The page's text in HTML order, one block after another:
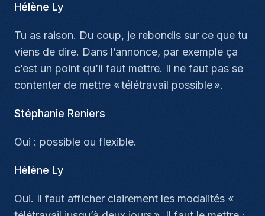
Hélène Ly
Tu as raison. Du coup, je rebondis sur ce que tu
viens de dire. Dans l’annonce, par exemple ça
c’est un point qu’il faut mettre. Il ne faut pas se
contenter de mettre « télétravail possible ».
Stéphanie Reniers
Oui : possible ou flexible.
Hélène Ly
Oui. Il faut afficher clairement les modalités «